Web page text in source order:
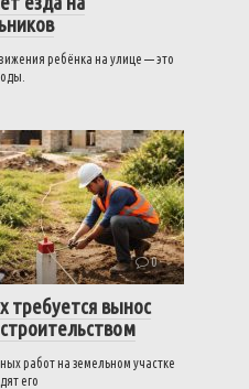
ребёнка на улице — это
0
требуется вынос
работ на земельном участке
его